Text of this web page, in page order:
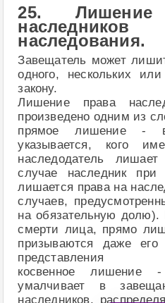
25. Лишение
наследования.
Завещатель может
одного, нескольких
закону.
Лишение права
произведено одним из
прямое лишение -
указывается, кого
наследодатель
случае наследник при
лишается права на
случаев,
на обязательную
смерти лица, прямо
призываются даже
представления
косвенное лишение
умалчивает в
наследников,